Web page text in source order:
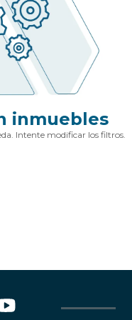
inmuebles
Intente modificar los filtros.